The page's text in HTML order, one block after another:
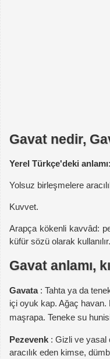
Gavat nedir,
Yerel Türkçe'deki anlamı:
Yolsuz birleşmelere
Kuvvet.
Arapça kökenli kavvâd:
küfür sözü olarak kullanılır.
Gavat anlamı,
Gavata: Tahta ya da
içi oyuk kap. Ağaç
maşrapa. Teneke su
Pezevenk : Gizli ve yasal
aracılık eden kimse,